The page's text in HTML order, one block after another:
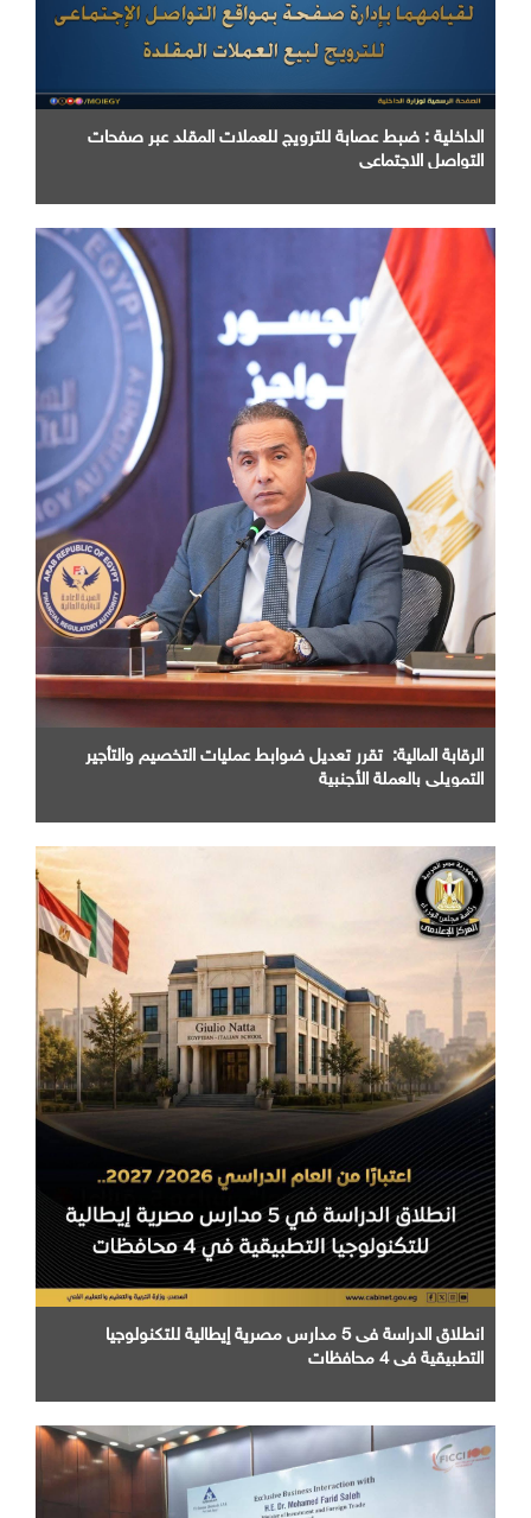
الداخلية : ضبط عصابة للترويج للعملات المقلد عبر صفحات
التواصل الاجتماعي
الرقابة المالية: تقرر تعديل ضوابط عمليات التخصيم والتأجير
التمويلي بالعملة الأجنبية
انطلاق الدراسة فى 5 مدارس مصرية إيطالية للتكنولوجيا
التطبيقية في 4 محافظات